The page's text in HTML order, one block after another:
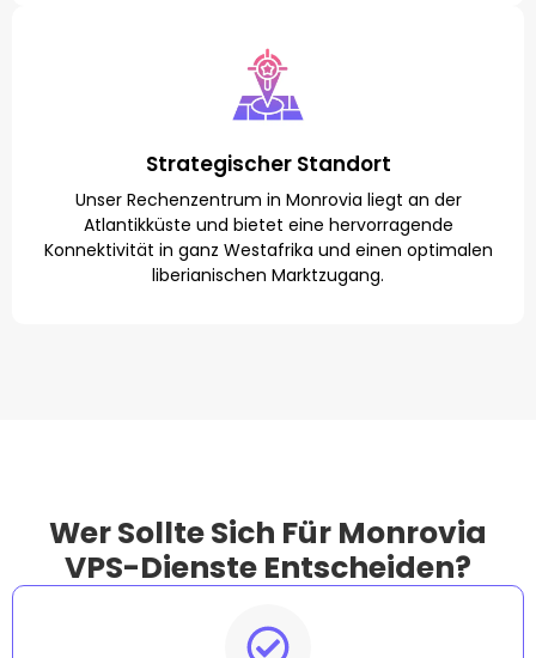
Strategischer Standort
Unser Rechenzentrum in Monrovia liegt an der
Atlantikküste und bietet eine hervorragende
Konnektivität in ganz Westafrika und einen optimalen
liberianischen Marktzugang.
Wer Sollte Sich Für Monrovia
VPS-Dienste Entscheiden?